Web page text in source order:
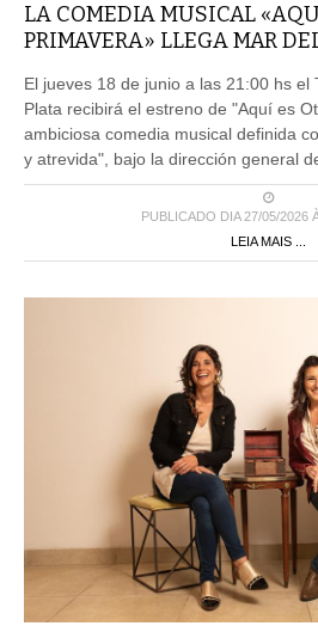
LA COMEDIA MUSICAL
PRIMAVERA» LLEGA MAR
El jueves 18 de junio a las 21:00 hs el
Plata recibirá el estreno de "Aquí es
ambiciosa comedia musical definida
y atrevida", bajo la dirección general
PUBLICADO DIA 27/05/2026
LEIA MAIS ...